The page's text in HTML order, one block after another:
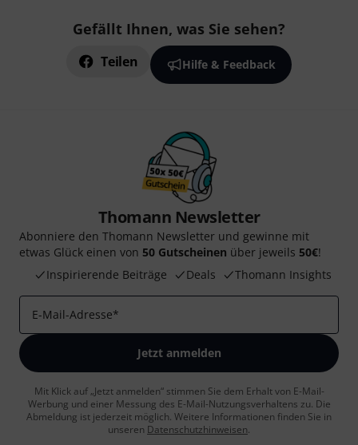
Gefällt Ihnen, was Sie sehen?
Teilen Hilfe & Feedback
Thomann Newsletter
Abonniere den Thomann Newsletter und gewinne mit
etwas Glück einen von 50 Gutscheinen über jeweils 50€!
Inspirierende Beiträge
Deals Thomann Insights
E-Mail-Adresse*
Jetzt anmelden
Mit Klick auf „Jetzt anmelden“ stimmen Sie dem Erhalt von E-Mail-
Werbung und einer Messung des E-Mail-Nutzungsverhaltens zu. Die
Abmeldung ist jederzeit möglich. Weitere Informationen finden Sie in
unseren Datenschutzhinweisen.